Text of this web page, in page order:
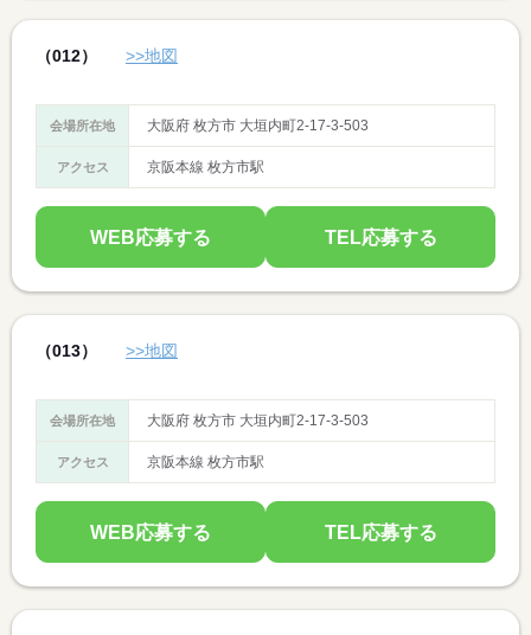
（012） >>地図
会場所在地 大阪府 枚方市 大垣内町2-17-3-503
アクセス 京阪本線 枚方市駅
WEB応募する TEL応募する
（013） >>地図
会場所在地 大阪府 枚方市 大垣内町2-17-3-503
アクセス 京阪本線 枚方市駅
WEB応募する TEL応募する